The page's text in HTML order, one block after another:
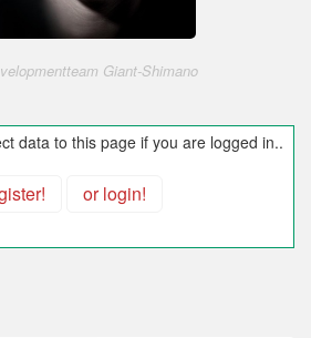
Giant-Shimano
data to this page if you are logged in..
or login!